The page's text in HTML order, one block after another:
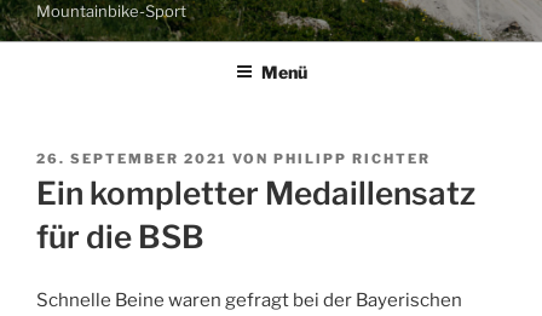
Mountainbike-Sport
Menü
26. SEPTEMBER 2021 VON PHILIPP RICHTER
Ein kompletter Medaillensatz
für die BSB
Schnelle Beine waren gefragt bei der Bayerischen